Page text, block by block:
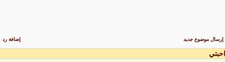
إرسال موضوع جديد إضافة رد